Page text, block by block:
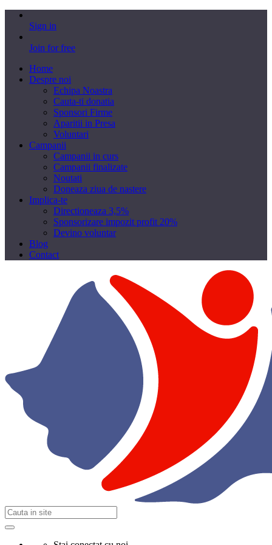
Sign in
Join for free
Home
Despre noi
Echipa Noastra
Cauta-ti donatia
Sponsori Firme
Aparitii in Presa
Voluntari
Campanii
Campanii in curs
Campanii finalizate
Noutati
Doneaza ziua de nastere
Implica-te
Directioneaza 3,5%
Sponsorizare impozit profit 20%
Devino voluntar
Blog
Contact